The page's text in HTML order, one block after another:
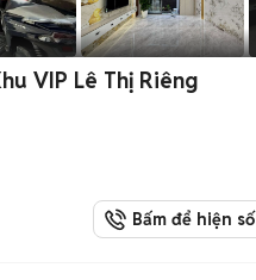
VIP Lê Thị Riêng
Bấm để hiện số